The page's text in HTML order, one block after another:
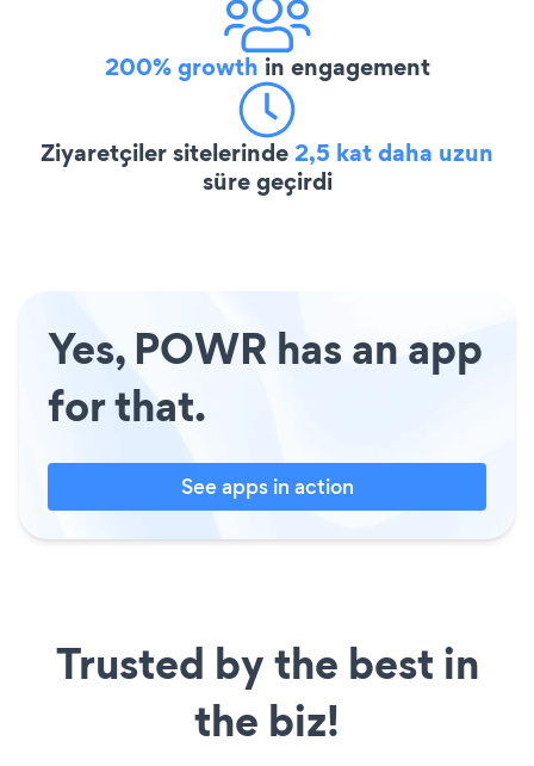
200% growth in engagement
Ziyaretçiler sitelerinde2,5 kat daha uzun
süre geçirdi
Yes, POWR has an app
for that.
See apps in action
Trusted by the best in
the biz!